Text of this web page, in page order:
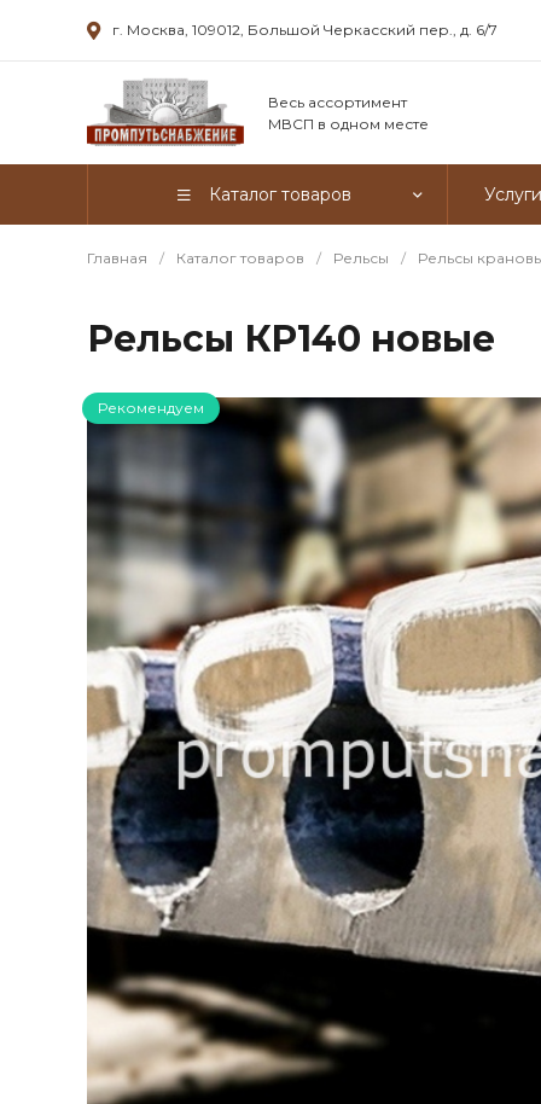
г. Москва, 109012, Большой Черкасский пер., д. 6/7
Весь ассортимент
МВСП в одном месте
Каталог товаров Услуги
Главная / Каталог товаров / Рельсы / Рельсы
Рельсы КР140 новые
Рекомендуем